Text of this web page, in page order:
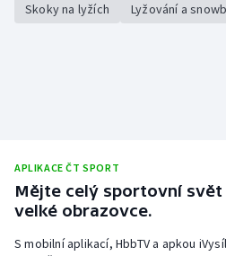
Olympijské hry
Parasport
Plavání
Skoky na lyžích Lyžování a
APLIKACE ČT SPORT
Mějte celý sportovní svět
velké obrazovce.
S mobilní aplikací, HbbTV a apkou